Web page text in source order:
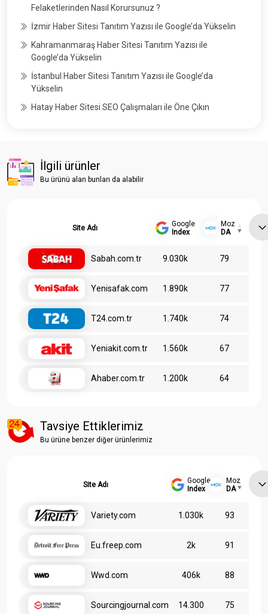
Felaketlerinden Nasıl Korursunuz ?
İzmir Haber Sitesi Tanıtım Yazısı ile Google’da Yükselin
Kahramanmaraş Haber Sitesi Tanıtım Yazısı ile
Google’da Yükselin
İstanbul Haber Sitesi Tanıtım Yazısı ile Google’da
Yükselin
Hatay Haber Sitesi SEO Çalışmaları ile Öne Çıkın
İlgili ürünler
Bu ürünü alan bunları da alabilir
Site Adı
Google
Index
Moz
DA
Sabah.com.tr 9.030k 79
Yenisafak.com 1.890k 77
T24.com.tr 1.740k 74
Yeniakit.com.tr 1.560k 67
Ahaber.com.tr 1.200k 64
Tavsiye Ettiklerimiz
Bu ürüne benzer diğer ürünlerimiz
Site Adı
Google
Index
Moz
DA
Variety.com 1.030k 93
Eu.freep.com 2k 91
Wwd.com 406k 88
Sourcingjournal.com 14.300 75